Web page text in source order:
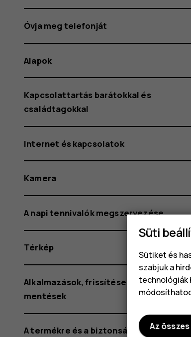
Óvja meg telefonját
Alapok
Kapcsolattartás barátokkal és
családtagokkal
Internet és kapcsolatok
Kamera
A napi tennivalók megszervezése
Térkép
Alkalmazások, frissítések és biztonsági
mentések
A termékre és a biztonságra vonatkozó
Süti
Sütiket és
szabjuk a
technológiák
Az